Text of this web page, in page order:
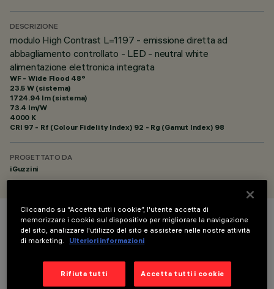
DESCRIZIONE
modulo High Contrast L=1197 - emissione diretta ad
abbagliamento controllato - LED - neutral white
alimentazione elettronica integrata
WF - Wide Flood 48°
23.5 W (sistema)
1724.94 lm (sistema)
73.4 lm/W
4000 K
CRI 97 - Rf (Colour Fidelity Index) 92 - Rg (Gamut Index) 98
PROGETTATO DA
iGuzzini
COLORE
Cliccando su “Accetta tutti i cookie”, l'utente accetta di
memorizzare i cookie sul dispositivo per migliorare la navigazione
del sito, analizzare l'utilizzo del sito e assistere nelle nostre attività
di marketing.
Ulteriori informazioni
Rifiuta tutti Accetta tutti i cookie